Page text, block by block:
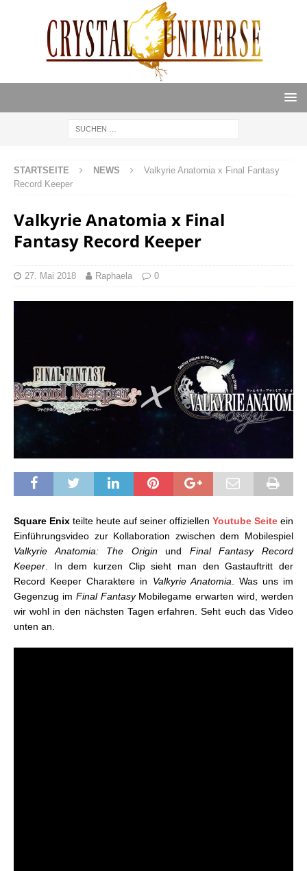
STARTSEITE NEWS
Valkyrie Anatomia x Final Fantasy
Record Keeper
Valkyrie Anatomia x Final
Fantasy Record Keeper
27. Mai 2018 Raphaela 0
Square Enix teilte heute auf seiner offiziellen Youtube Seite ein
Einführungsvideo zur Kollaboration zwischen dem Mobilespiel
Valkyrie Anatomia: The Originund Final Fantasy Record
Keeper . In dem kurzen Clip sieht man den Gastauftritt der
Record Keeper Charaktere in Valkyrie Anatomia . Was uns im
Gegenzug im Final FantasyMobilegame erwarten wird, werden
wir wohl in den nächsten Tagen erfahren. Seht euch das Video
unten an.